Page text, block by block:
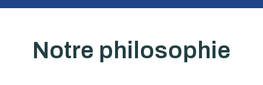
Notre philosophie